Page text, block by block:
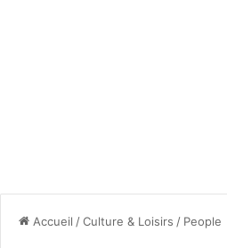
Accueil /Culture & Loisirs / People